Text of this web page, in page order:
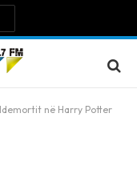
në Harry Potter